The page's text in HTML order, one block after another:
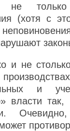
не только
(хотя с
и не
и
власти
Очевидно,